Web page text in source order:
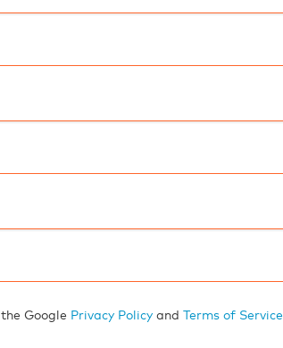
Google Privacy Policyand Terms of Service